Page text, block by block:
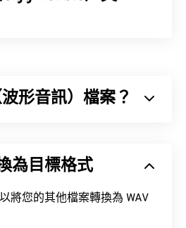
。 OGG 檔案包含元資料以及
檔案？
程式是VLC 媒體播放器 。
形音訊）檔案？
成果。 WAV 檔案比
和
為目標格式
您的其他檔案轉換為 WAV